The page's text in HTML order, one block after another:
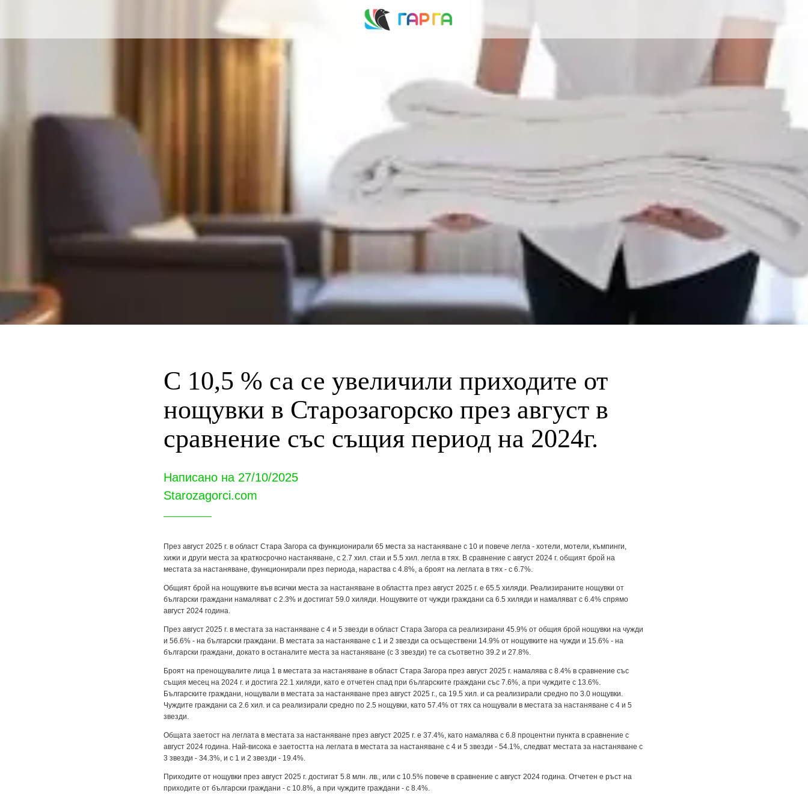
С 10,5 % са се увеличили приходите от
нощувки в Старозагорско през август в
сравнение със същия период на 2024г.
Написано на 27/10/2025
Starozagorci.com
През август 2025 г. в област Стара Загора са функционирали 65 места за настаняване с 10 и повече легла - хотели, мотели, къмпинги,
хижи и други места за краткосрочно настаняване, с 2.7 хил. стаи и 5.5 хил. легла в тях. В сравнение с август 2024 г. общият брой на
местата за настаняване, функционирали през периода, нараства с 4.8%, а броят на леглата в тях - с 6.7%.
Общият брой на нощувките във всички места за настаняване в областта през август 2025 г. е 65.5 хиляди. Реализираните нощувки от
български граждани намаляват с 2.3% и достигат 59.0 хиляди. Нощувките от чужди граждани са 6.5 хиляди и намаляват с 6.4% спрямо
август 2024 година.
През август 2025 г. в местата за настаняване с 4 и 5 звезди в област Стара Загора са реализирани 45.9% от общия брой нощувки на чужди
и 56.6% - на български граждани. В местата за настаняване с 1 и 2 звезди са осъществени 14.9% от нощувките на чужди и 15.6% - на
български граждани, докато в останалите места за настаняване (с 3 звезди) те са съответно 39.2 и 27.8%.
Броят на пренощувалите лица 1 в местата за настаняване в област Стара Загора през август 2025 г. намалява с 8.4% в сравнение със
същия месец на 2024 г. и достига 22.1 хиляди, като е отчетен спад при българските граждани със 7.6%, а при чуждите с 13.6%.
Българските граждани, нощували в местата за настаняване през август 2025 г., са 19.5 хил. и са реализирали средно по 3.0 нощувки.
Чуждите граждани са 2.6 хил. и са реализирали средно по 2.5 нощувки, като 57.4% от тях са нощували в местата за настаняване с 4 и 5
звезди.
Общата заетост на леглата в местата за настаняване през август 2025 г. е 37.4%, като намалява с 6.8 процентни пункта в сравнение с
август 2024 година. Най-висока е заетостта на леглата в местата за настаняване с 4 и 5 звезди - 54.1%, следват местата за настаняване с
3 звезди - 34.3%, и с 1 и 2 звезди - 19.4%.
Приходите от нощувки през август 2025 г. достигат 5.8 млн. лв., или с 10.5% повече в сравнение с август 2024 година. Отчетен е ръст на
приходите от български граждани - с 10.8%, a при чуждите граждани - с 8.4%.